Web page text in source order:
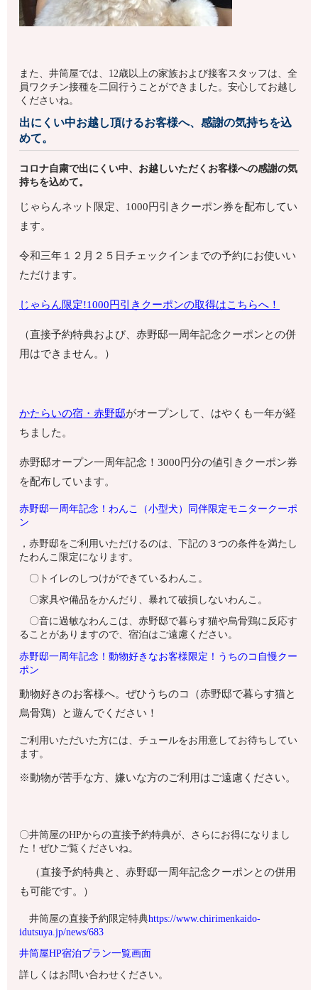
また、井筒屋では、12歳以上の家族および接客スタッフは、全
員ワクチン接種を二回行うことができました。安心してお越し
くださいね。
出にくい中お越し頂けるお客様へ、感謝の気持ちを込
めて。
コロナ自粛で出にくい中、お越しいただくお客様への感謝の気
持ちを込めて。
じゃらんネット限定、1000円引きクーポン券を配布してい
ます。
令和三年１２月２５日チェックインまでの予約にお使いい
ただけます。
じゃらん限定!1000円引きクーポンの取得はこちらへ！
（直接予約特典および、赤野邸一周年記念クーポンとの併
用はできません。）
かたらいの宿・赤野邸がオープンして、はやくも一年が経
ちました。
赤野邸オープン一周年記念！3000円分の値引きクーポン券
を配布しています。
赤野邸一周年記念！わんこ（小型犬）同伴限定モニタークーポ
ン
，赤野邸をご利用いただけるのは、下記の３つの条件を満たし
たわんこ限定になります。
〇トイレのしつけができているわんこ。
〇家具や備品をかんだり、暴れて破損しないわんこ。
〇音に過敏なわんこは、赤野邸で暮らす猫や烏骨鶏に反応す
ることがありますので、宿泊はご遠慮ください。
赤野邸一周年記念！動物好きなお客様限定！うちのコ自慢クー
ポン
動物好きのお客様へ。ぜひうちのコ（赤野邸で暮らす猫と
烏骨鶏）と遊んでください！
ご利用いただいた方には、チュールをお用意してお待ちしてい
ます。
※動物が苦手な方、嫌いな方のご利用はご遠慮ください。
〇井筒屋のHPからの直接予約特典が、さらにお得になりまし
た！ぜひご覧くださいね。
（直接予約特典と、赤野邸一周年記念クーポンとの併用
も可能です。）
井筒屋の直接予約限定特典https://www.chirimenkaido-
idutsuya.jp/news/683
井筒屋HP宿泊プラン一覧画面
詳しくはお問い合わせください。